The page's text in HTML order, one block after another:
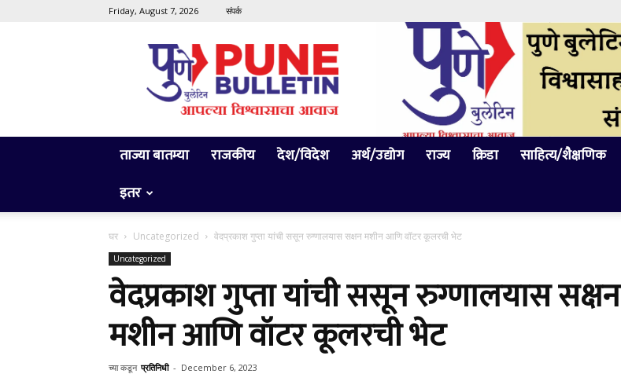
Friday, August 7, 2026 संपर्क
Pune
Bulletin
ताज्या बातम्या राजकीय देश/विदेश अर्थ/उद्योग राज्य क्रिडा साहित्य/शैक्षणिक
इतर
घर Uncategorized वेदप्रकाश गुप्ता यांची ससून रुग्णालयास सक्षन मशीन आणि वॉटर कूलरची भेट
Uncategorized
वेदप्रकाश गुप्ता यांची ससून रुग्णालयास सक्षन
मशीन आणि वॉटर कूलरची भेट
च्या कडून प्रतिनिधी - December 6, 2023